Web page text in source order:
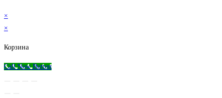
×
×
Корзина
Call Now Button